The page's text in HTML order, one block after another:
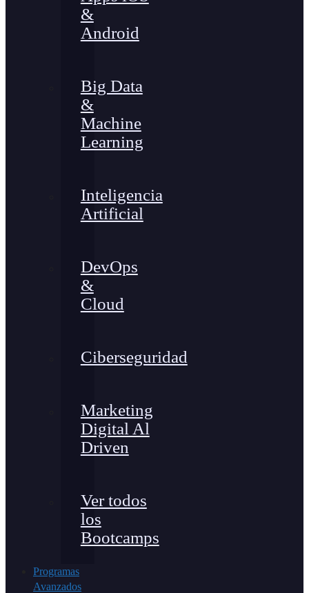
&
Android
Big Data
&
Machine
Learning
Inteligencia
Artificial
DevOps
&
Cloud
Ciberseguridad
Marketing
Digital Al
Driven
Ver todos
los
Bootcamps
Programas
Avanzados